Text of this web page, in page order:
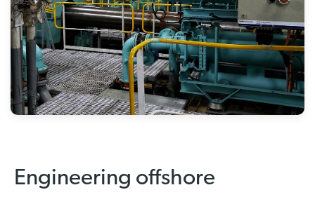
Engineering offshore